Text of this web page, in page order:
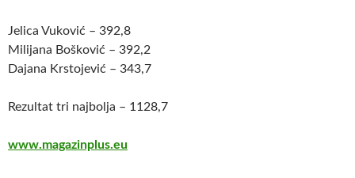
Jelica Vuković – 392,8
Milijana Bošković – 392,2
Dajana Krstojević – 343,7
Rezultat tri najbolja – 1128,7
www.magazinplus.eu